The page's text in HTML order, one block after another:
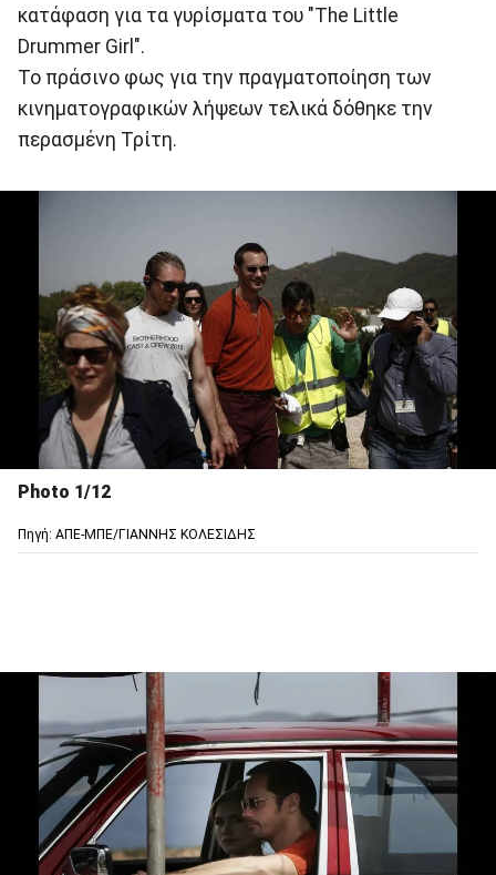
κατάφαση για τα γυρίσματα του "The Little
Drummer Girl".
Το πράσινο φως για την πραγματοποίηση των
κινηματογραφικών λήψεων τελικά δόθηκε την
περασμένη Τρίτη.
Photo 1/12
Πηγή: ΑΠΕ-ΜΠΕ/ΓΙΑΝΝΗΣ ΚΟΛΕΣΙΔΗΣ